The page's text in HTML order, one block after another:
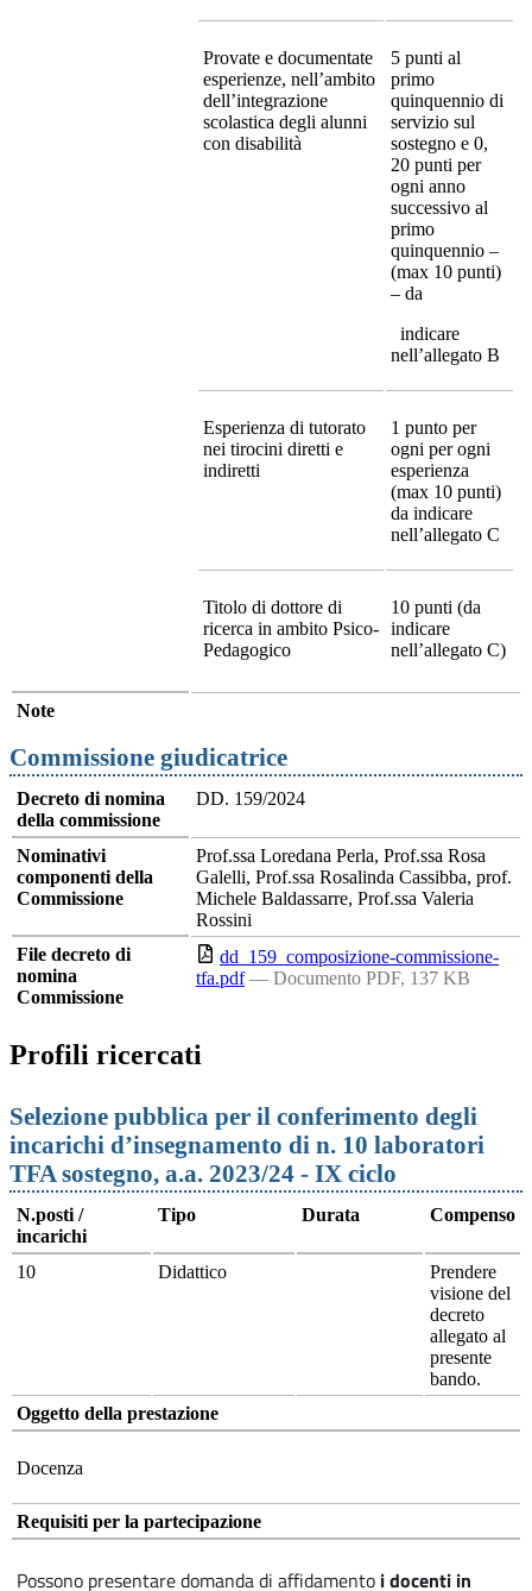
Provate e documentate
esperienze, nell’ambito
dell’integrazione
scolastica degli alunni
con disabilità
5 punti al
primo
quinquennio di
servizio sul
sostegno e 0,
20 punti per
ogni anno
successivo al
primo
quinquennio –
(max 10 punti)
– da
indicare
nell’allegato B
Esperienza di tutorato
nei tirocini diretti e
indiretti
1 punto per
ogni per ogni
esperienza
(max 10 punti)
da indicare
nell’allegato C
Titolo di dottore di
ricerca in ambito Psico-
Pedagogico
10 punti (da
indicare
nell’allegato C)
Note
Commissione giudicatrice
Decreto di nomina
della commissione
DD. 159/2024
Nominativi
componenti della
Commissione
Prof.ssa Loredana Perla, Prof.ssa Rosa
Galelli, Prof.ssa Rosalinda Cassibba, prof.
Michele Baldassarre, Prof.ssa Valeria
Rossini
File decreto di
nomina
Commissione
dd_159_composizione-commissione-
tfa.pdf — Documento PDF, 137 KB
Profili ricercati
Selezione pubblica per il conferimento degli
incarichi d’insegnamento di n. 10 laboratori
TFA sostegno, a.a. 2023/24 - IX ciclo
N.posti /
incarichi
Tipo Durata Compenso
10 Didattico
Prendere
visione del
decreto
allegato al
presente
bando.
Oggetto della prestazione
Docenza
Requisiti per la partecipazione
Possono presentare domanda di affidamento i docenti in